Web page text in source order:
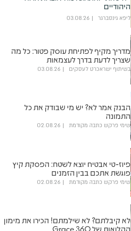
היהודיים
ליפא גינסברגר 03.08.26
מדריך מקיף לפתיחת עוסק פטור: כל מה
שצריך לדעת בדרך לעצמאות
בשיתוף ישראכרט לעסקים 03.08.26
הבנק אמר לא? יש מי שבודק את כל
התמונה
שימי פרקש כתבה מקודמת 02.08.26
פיוז-טי אבטיח יוצא לשטח: הפסקת קיץ
פוגשת אתכם בבין הזמנים
שימי פרקש כתבה מקודמת 02.08.26
לא קיבלתם? לא שילמתם! הכירו את מימון
ההלואות של 360 Grace